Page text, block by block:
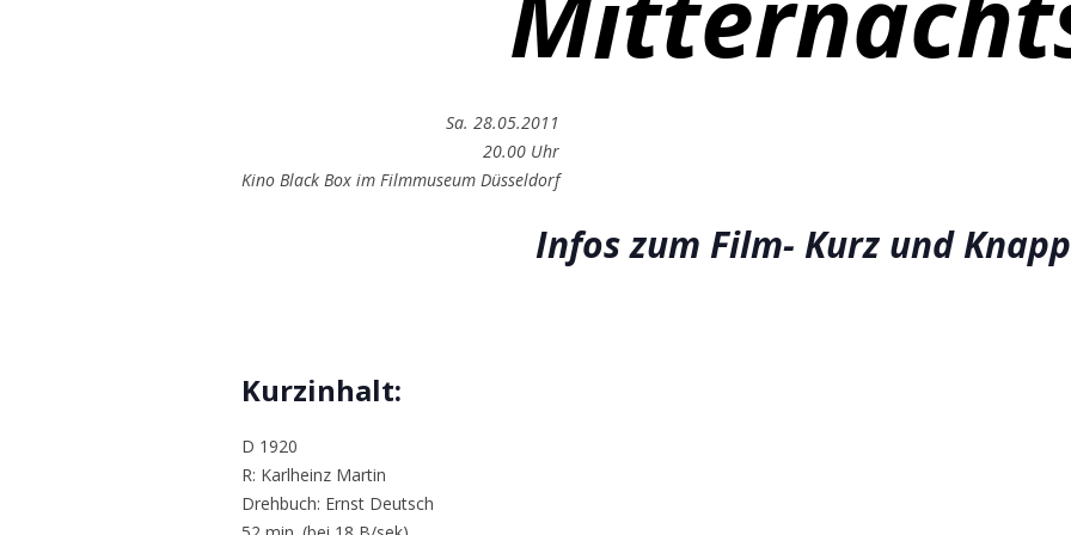
Sa. 28.05.2011
20.00 Uhr
Kino Black Box im Filmmuseum Düsseldorf
Infos zum Film- Kurz und Knapp
Kurzinhalt:
D 1920
R: Karlheinz Martin
Drehbuch: Ernst Deutsch